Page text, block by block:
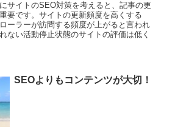
サイトのSEO対策を考えると、記事の更
要です。サイトの更新頻度を高くする
ーラーが訪問する頻度が上がると言われ
ない活動停止状態のサイトの評価は低く
SEOよりもコンテンツが大切！